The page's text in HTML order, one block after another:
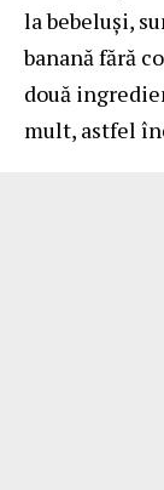
la bebeluși,
banană fără
două
mult, astfel